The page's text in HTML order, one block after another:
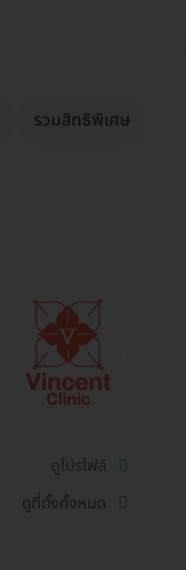
รวมสิทธิพิเศษ
ดูโปรไฟล์
ดูที่ตั้งทั้งหมด